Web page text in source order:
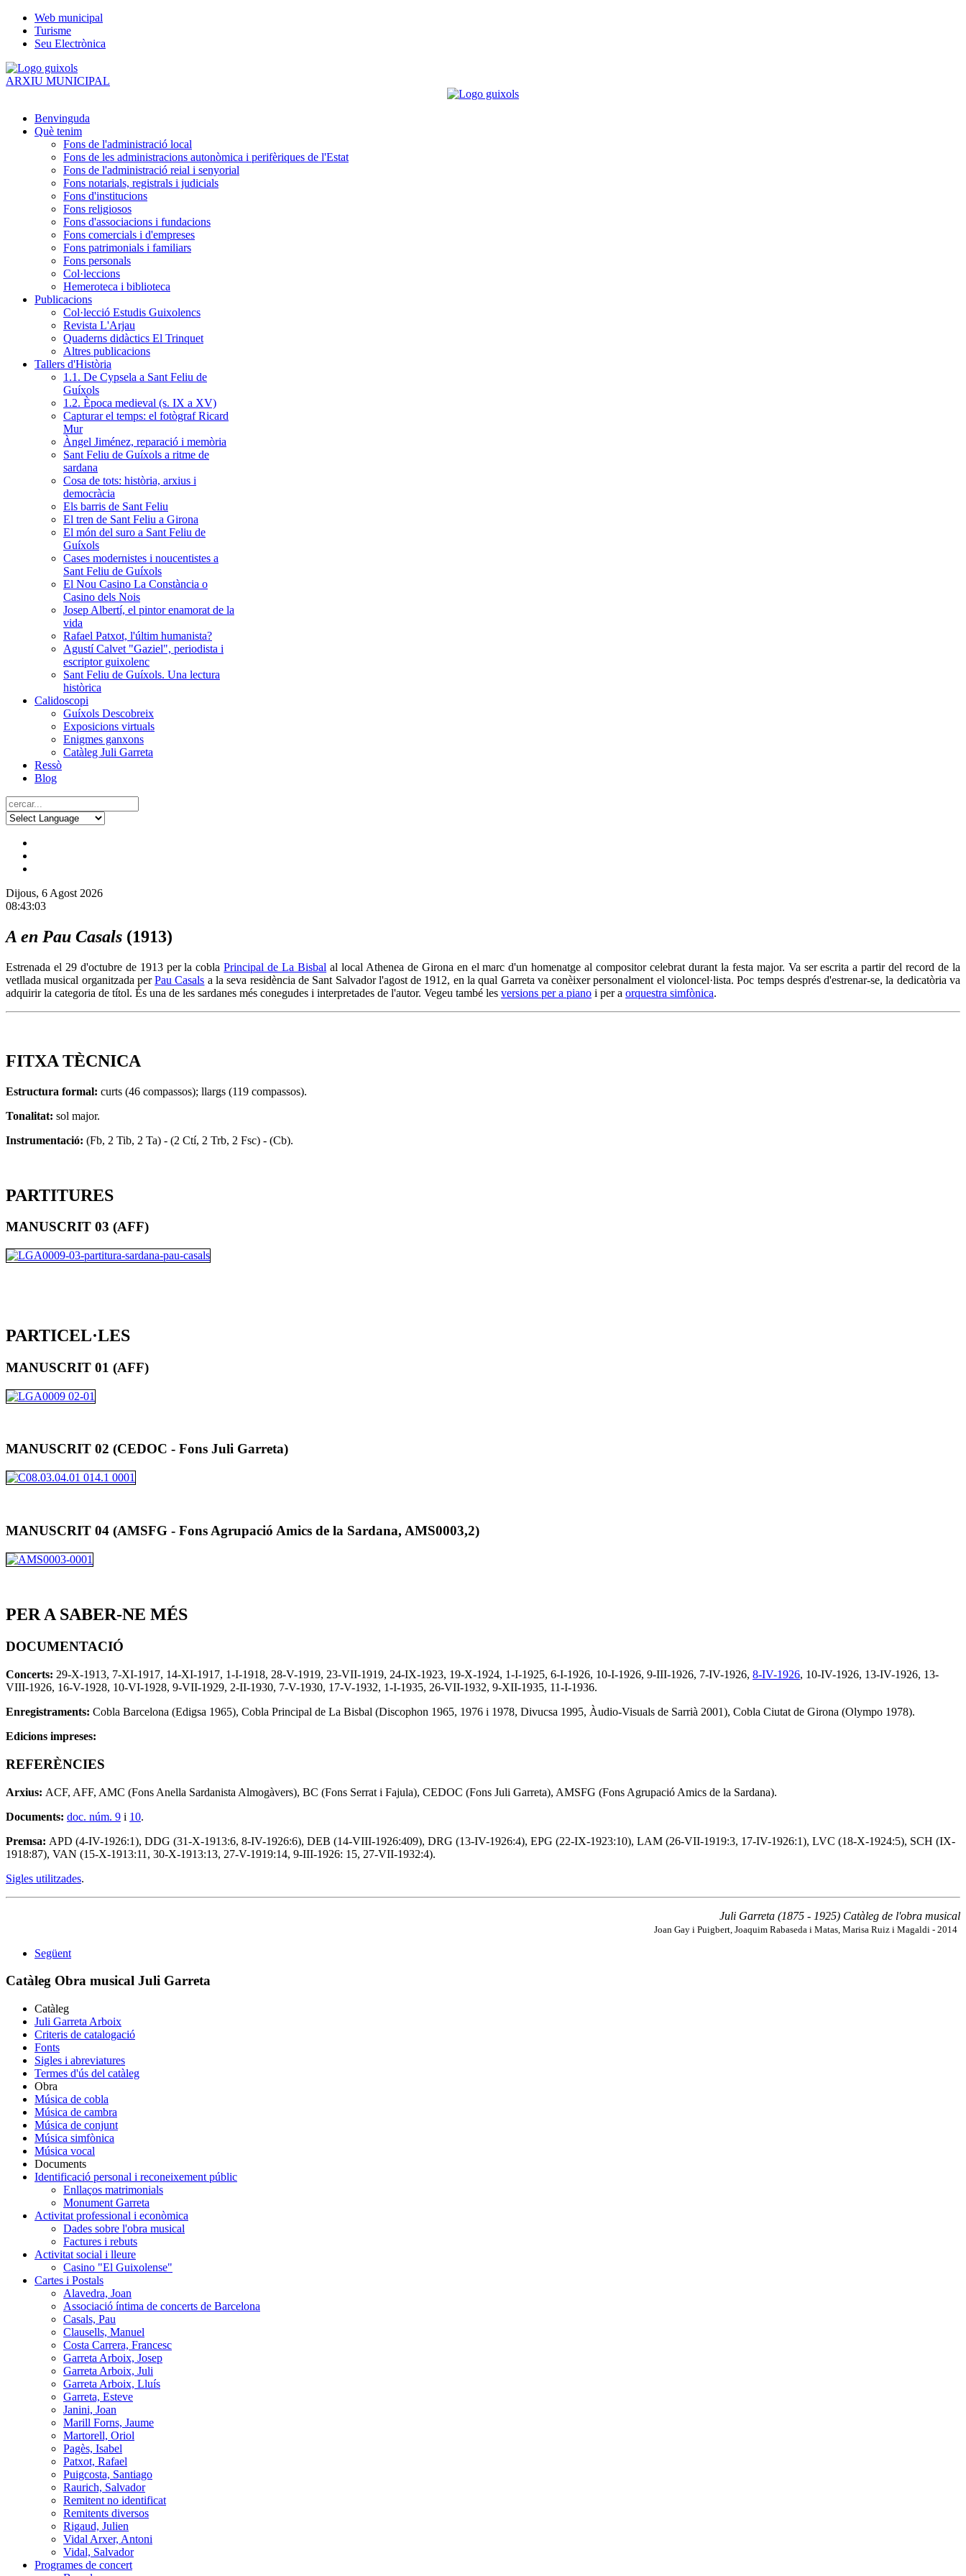
Web municipal
Turisme
Seu Electrònica
ARXIU MUNICIPAL
Benvinguda
Què tenim
Fons de l'administració local
Fons de les administracions autonòmica i perifèriques de l'Estat
Fons de l'administració reial i senyorial
Fons notarials, registrals i judicials
Fons d'institucions
Fons religiosos
Fons d'associacions i fundacions
Fons comercials i d'empreses
Fons patrimonials i familiars
Fons personals
Col·leccions
Hemeroteca i biblioteca
Publicacions
Col·lecció Estudis Guixolencs
Revista L'Arjau
Quaderns didàctics El Trinquet
Altres publicacions
Tallers d'Història
1.1. De Cypsela a Sant Feliu de
Guíxols
1.2. Època medieval (s. IX a XV)
Capturar el temps: el fotògraf Ricard
Mur
Àngel Jiménez, reparació i memòria
Sant Feliu de Guíxols a ritme de
sardana
Cosa de tots: història, arxius i
democràcia
Els barris de Sant Feliu
El tren de Sant Feliu a Girona
El món del suro a Sant Feliu de
Guíxols
Cases modernistes i noucentistes a
Sant Feliu de Guíxols
El Nou Casino La Constància o
Casino dels Nois
Josep Albertí, el pintor enamorat de la
vida
Rafael Patxot, l'últim humanista?
Agustí Calvet "Gaziel", periodista i
escriptor guixolenc
Sant Feliu de Guíxols. Una lectura
històrica
Calidoscopi
Guíxols Descobreix
Exposicions virtuals
Enigmes ganxons
Catàleg Juli Garreta
Ressò
Blog
Dijous, 6 Agost 2026
08:43:03
A en Pau Casals (1913)
Estrenada el 29 d'octubre de 1913 per la coblaPrincipal de La Bisbal al local Athenea de Girona en el marc d'un homenatge al compositor celebrat durant la festa major. Va ser escrita a partir del record de la
vetllada musical organitzada perPau Casals a la seva residència de Sant Salvador l'agost de 1912, en la qual Garreta va conèixer personalment el violoncel·lista. Poc temps després d'estrenar-se, la dedicatòria va
adquirir la categoria de títol. És una de les sardanes més conegudes i interpretades de l'autor. Vegeu també les versions per a piano i per a orquestra simfònica.
FITXA TÈCNICA
Estructura formal: curts (46 compassos); llargs (119 compassos).
Tonalitat: sol major.
Instrumentació: (Fb, 2 Tib, 2 Ta) - (2 Ctí, 2 Trb, 2 Fsc) - (Cb).
PARTITURES
MANUSCRIT 03 (AFF)
PARTICEL·LES
MANUSCRIT 01 (AFF)
MANUSCRIT 02 (CEDOC - Fons Juli Garreta)
MANUSCRIT 04 (AMSFG - Fons Agrupació Amics de la Sardana, AMS0003,2)
PER A SABER-NE MÉS
DOCUMENTACIÓ
Concerts: 29-X-1913, 7-XI-1917, 14-XI-1917, 1-I-1918, 28-V-1919, 23-VII-1919, 24-IX-1923, 19-X-1924, 1-I-1925, 6-I-1926, 10-I-1926, 9-III-1926, 7-IV-1926, 8-IV-1926, 10-IV-1926, 13-IV-1926, 13-
VIII-1926, 16-V-1928, 10-VI-1928, 9-VII-1929, 2-II-1930, 7-V-1930, 17-V-1932, 1-I-1935, 26-VII-1932, 9-XII-1935, 11-I-1936.
Enregistraments: Cobla Barcelona (Edigsa 1965), Cobla Principal de La Bisbal (Discophon 1965, 1976 i 1978, Divucsa 1995, Àudio-Visuals de Sarrià 2001), Cobla Ciutat de Girona (Olympo 1978).
Edicions impreses:
REFERÈNCIES
Arxius: ACF, AFF, AMC (Fons Anella Sardanista Almogàvers), BC (Fons Serrat i Fajula), CEDOC (Fons Juli Garreta), AMSFG (Fons Agrupació Amics de la Sardana).
Documents: doc. núm. 9 i 10.
Premsa: APD (4-IV-1926:1), DDG (31-X-1913:6, 8-IV-1926:6), DEB (14-VIII-1926:409), DRG (13-IV-1926:4), EPG (22-IX-1923:10), LAM (26-VII-1919:3, 17-IV-1926:1), LVC (18-X-1924:5), SCH (IX-
1918:87), VAN (15-X-1913:11, 30-X-1913:13, 27-V-1919:14, 9-III-1926: 15, 27-VII-1932:4).
Sigles utilitzades.
Juli Garreta (1875 - 1925) Catàleg de l'obra musical
Joan Gay i Puigbert, Joaquim Rabaseda i Matas, Marisa Ruiz i Magaldi - 2014
Següent
Catàleg Obra musical Juli Garreta
Catàleg
Juli Garreta Arboix
Criteris de catalogació
Fonts
Sigles i abreviatures
Termes d'ús del catàleg
Obra
Música de cobla
Música de cambra
Música de conjunt
Música simfònica
Música vocal
Documents
Identificació personal i reconeixement públic
Enllaços matrimonials
Monument Garreta
Activitat professional i econòmica
Dades sobre l'obra musical
Factures i rebuts
Activitat social i lleure
Casino "El Guixolense"
Cartes i Postals
Alavedra, Joan
Associació íntima de concerts de Barcelona
Casals, Pau
Clausells, Manuel
Costa Carrera, Francesc
Garreta Arboix, Josep
Garreta Arboix, Juli
Garreta Arboix, Lluís
Garreta, Esteve
Janini, Joan
Marill Forns, Jaume
Martorell, Oriol
Pagès, Isabel
Patxot, Rafael
Puigcosta, Santiago
Raurich, Salvador
Remitent no identificat
Remitents diversos
Rigaud, Julien
Vidal Arxer, Antoni
Vidal, Salvador
Programes de concert